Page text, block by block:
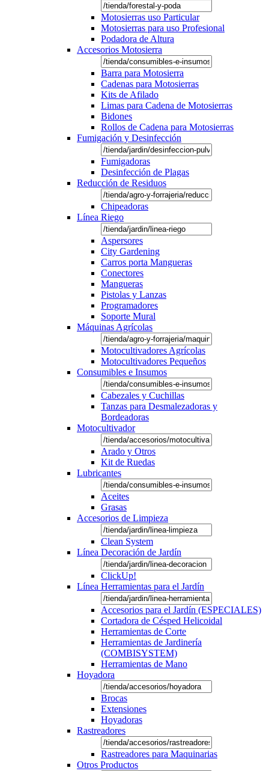
Motosierras uso Particular
Motosierras para uso Profesional
Podadora de Altura
Accesorios Motosierra
Barra para Motosierra
Cadenas para Motosierras
Kits de Afilado
Limas para Cadena de Motosierras
Bidones
Rollos de Cadena para Motosierras
Fumigación y Desinfección
Fumigadoras
Desinfección de Plagas
Reducción de Residuos
Chipeadoras
Línea Riego
Aspersores
City Gardening
Carros porta Mangueras
Conectores
Mangueras
Pistolas y Lanzas
Programadores
Soporte Mural
Máquinas Agrícolas
Motocultivadores Agrícolas
Motocultivadores Pequeños
Consumibles e Insumos
Cabezales y Cuchillas
Tanzas para Desmalezadoras y
Bordeadoras
Motocultivador
Arado y Otros
Kit de Ruedas
Lubricantes
Aceites
Grasas
Accesorios de Limpieza
Clean System
Línea Decoración de Jardín
ClickUp!
Línea Herramientas para el Jardín
Accesorios para el Jardín (ESPECIALES)
Cortadora de Césped Helicoidal
Herramientas de Corte
Herramientas de Jardinería
(COMBISYSTEM)
Herramientas de Mano
Hoyadora
Brocas
Extensiones
Hoyadoras
Rastreadores
Rastreadores para Maquinarias
Otros Productos